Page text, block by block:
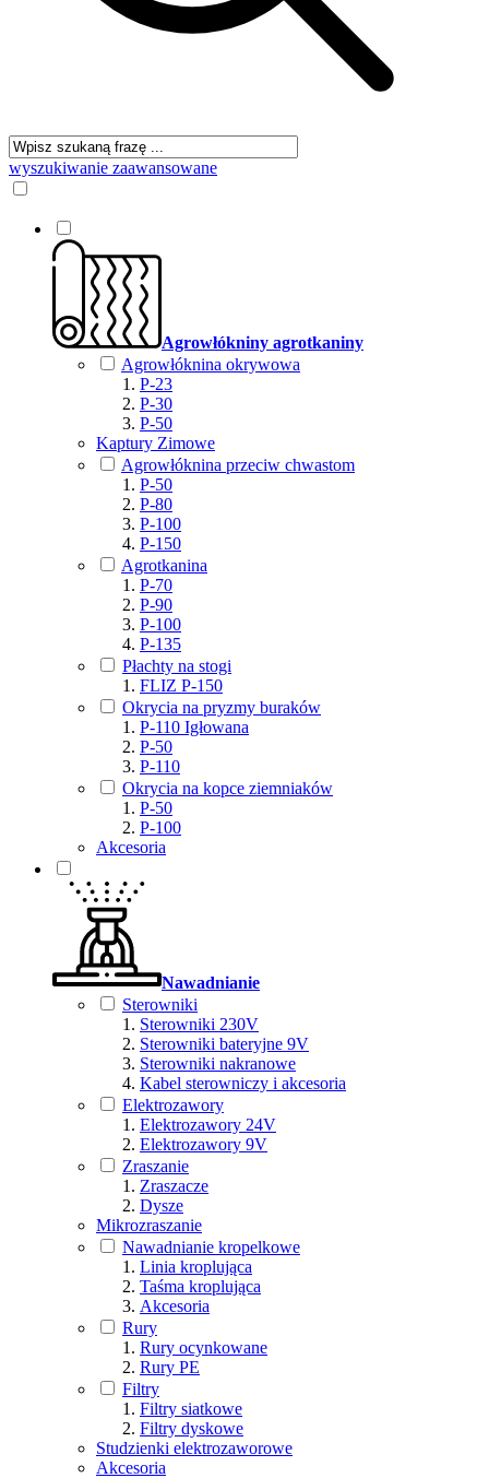
wyszukiwanie zaawansowane
Agrowłókniny agrotkaniny
Agrowłóknina okrywowa
P-23
P-30
P-50
Kaptury Zimowe
Agrowłóknina przeciw chwastom
P-50
P-80
P-100
P-150
Agrotkanina
P-70
P-90
P-100
P-135
Płachty na stogi
FLIZ P-150
Okrycia na pryzmy buraków
P-110 Igłowana
P-50
P-110
Okrycia na kopce ziemniaków
P-50
P-100
Akcesoria
Nawadnianie
Sterowniki
Sterowniki 230V
Sterowniki bateryjne 9V
Sterowniki nakranowe
Kabel sterowniczy i akcesoria
Elektrozawory
Elektrozawory 24V
Elektrozawory 9V
Zraszanie
Zraszacze
Dysze
Mikrozraszanie
Nawadnianie kropelkowe
Linia kroplująca
Taśma kroplująca
Akcesoria
Rury
Rury ocynkowane
Rury PE
Filtry
Filtry siatkowe
Filtry dyskowe
Studzienki elektrozaworowe
Akcesoria